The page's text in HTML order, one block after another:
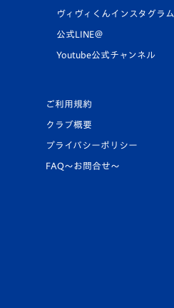
ヴィヴィくんインスタグラム
公式LINE＠
Youtube公式チャンネル
ご利用規約
クラブ概要
プライバシーポリシー
FAQ〜お問合せ〜